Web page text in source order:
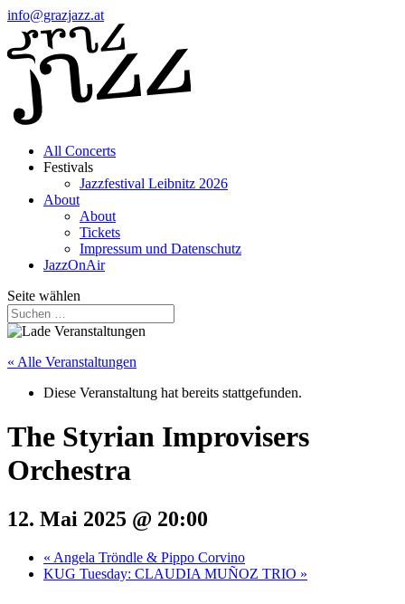
info@grazjazz.at
All Concerts
Festivals
Jazzfestival Leibnitz 2026
About
About
Tickets
Impressum und Datenschutz
JazzOnAir
Seite wählen
« Alle Veranstaltungen
Diese Veranstaltung hat bereits stattgefunden.
The Styrian Improvisers
Orchestra
12. Mai 2025 @ 20:00
« Angela Tröndle & Pippo Corvino
KUG Tuesday: CLAUDIA MUÑOZ TRIO »